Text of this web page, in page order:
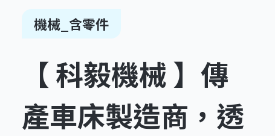
機械_含零件
【 科毅機械 】傳
產車床製造商，透